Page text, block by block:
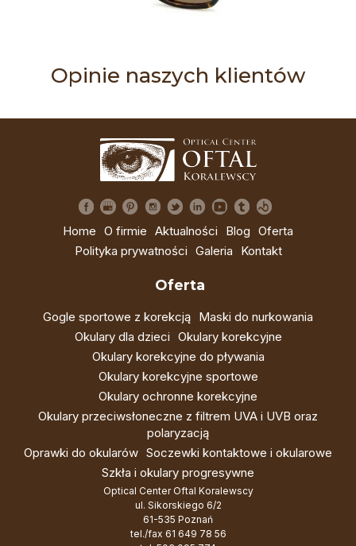
Opinie naszych klientów
Home O firmie Aktualności Blog Oferta
Polityka prywatności Galeria Kontakt
Oferta
Gogle sportowe z korekcją Maski do nurkowania
Okulary dla dzieci Okulary korekcyjne
Okulary korekcyjne do pływania
Okulary korekcyjne sportowe
Okulary ochronne korekcyjne
Okulary przeciwsłoneczne z filtrem UVA i UVB oraz
polaryzacją
Oprawki do okularów Soczewki kontaktowe i okularowe
Szkła i okulary progresywne
Optical Center Oftal Koralewscy
ul. Sikorskiego 6/2
61-535 Poznań
tel./fax 61 649 78 56